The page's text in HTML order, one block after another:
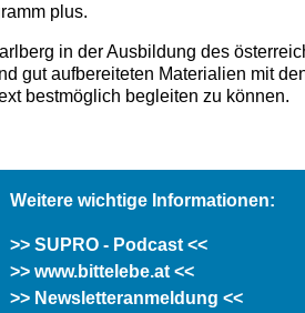
plus.
in der Ausbildung des
gut aufbereiteten Materialien mit
bestmöglich begleiten zu können.
Weitere wichtige Informationen:
>> SUPRO - Podcast <<
>> www.bittelebe.at <<
>> Newsletteranmeldung <<